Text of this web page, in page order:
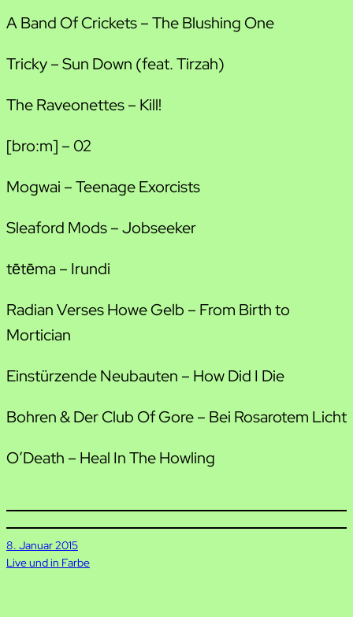
A Band Of Crickets – The Blushing One
Tricky – Sun Down (feat. Tirzah)
The Raveonettes – Kill!
[bro:m] – 02
Mogwai – Teenage Exorcists
Sleaford Mods – Jobseeker
tētēma – Irundi
Radian Verses Howe Gelb – From Birth to
Mortician
Einstürzende Neubauten – How Did I Die
Bohren & Der Club Of Gore – Bei Rosarotem Licht
O’Death – Heal In The Howling
8. Januar 2015
Live und in Farbe